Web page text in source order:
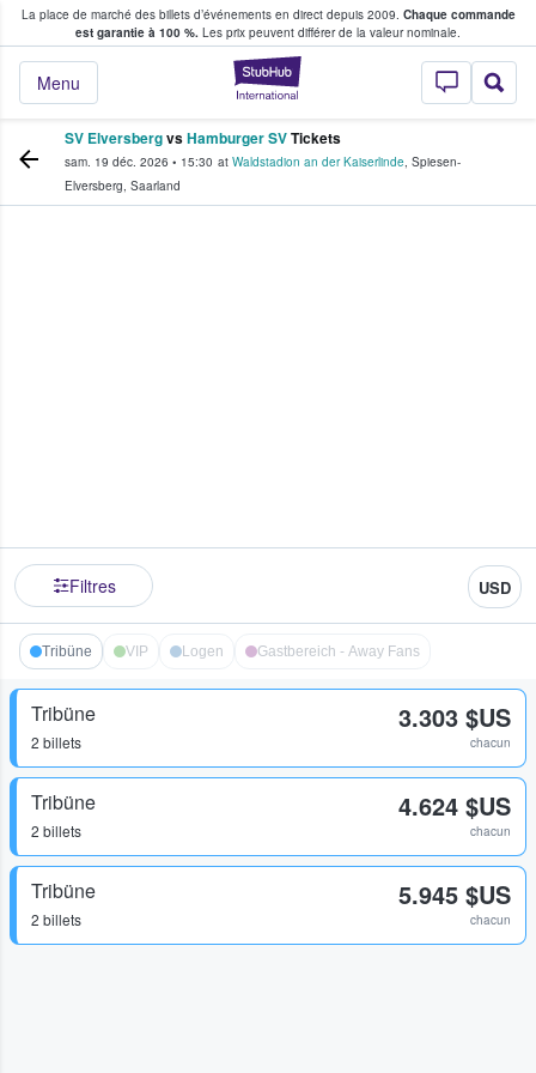
La place de marché des billets d’événements en direct depuis 2009. Chaque commande
est garantie à 100 %. Les prix peuvent différer de la valeur nominale.
StubHub - Où
Menu
fans achètent et vendent des billets
SV ElversbergvsHamburger SVTickets
sam. 19 déc. 2026 • 15:30 at Waldstadion an der Kaiserlinde, Spiesen-
Elversberg, Saarland
Filtres USD
Tribüne VIP Logen Gastbereich - Away Fans
Tribüne
2 billets
3.303 $US
chacun
Tribüne
2 billets
4.624 $US
chacun
Tribüne
2 billets
5.945 $US
chacun